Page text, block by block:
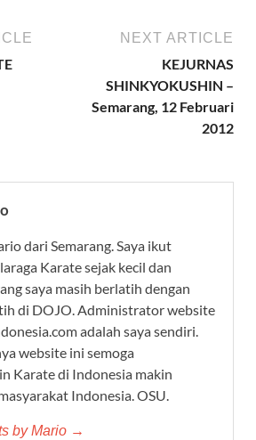
NEXT ARTICLE
KEJURNAS
SHINKYOKUSHIN –
Semarang, 12 Februari
2012
dari Semarang. Saya ikut
Karate sejak kecil dan
saya masih berlatih dengan
di DOJO. Administrator website
adalah saya sendiri.
website ini semoga
Karate di Indonesia makin
Indonesia. OSU.
by Mario →